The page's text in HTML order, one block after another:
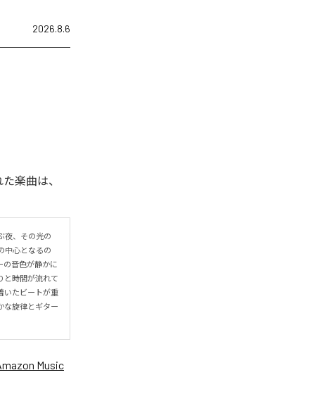
2026.8.6
楽曲は、
夜、その光の
中心となるの
の音色が静かに
と時間が流れて
いたビートが重
な旋律とギター
Music